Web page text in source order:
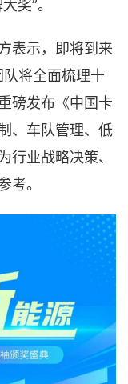
奖”。
表示，即将到来
将全面梳理十
磅发布《中国卡
、车队管理、低
行业战略决策、
考。